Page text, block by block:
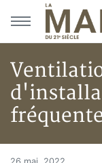
Aller au menu
Aller au contenu